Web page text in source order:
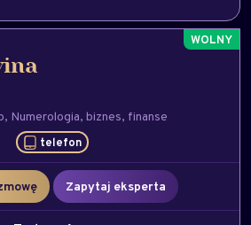
Numerologia biznes finanse
telefon
Zapytaj eksperta